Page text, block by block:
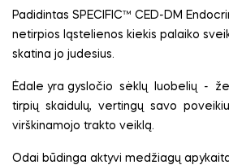
Padidintas SPECIFIC™ CED-DM
netirpios ląstelienos kiekis palaiko
skatina jo judesius.
Ėdale yra gysločio sėklų luobelių -
tirpių
skaidulų, vertingų savo
virškinamojo trakto veiklą.
Odai būdinga aktyvi medžiagų